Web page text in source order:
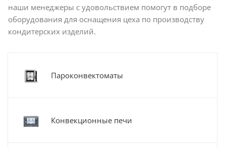
наши менеджеры с удовольствием помогут в подборе
оборудования для оснащения цеха по производству
кондитерских изделий.
Пароконвектоматы
Конвекционные печи